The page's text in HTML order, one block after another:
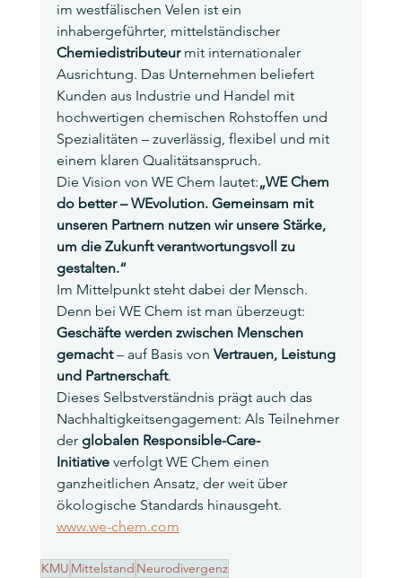
im westfälischen Velen ist ein
inhabergeführter, mittelständischer
Chemiedistributeur mit internationaler
Ausrichtung. Das Unternehmen beliefert
Kunden aus Industrie und Handel mit
hochwertigen chemischen Rohstoffen und
Spezialitäten – zuverlässig, flexibel und mit
einem klaren Qualitätsanspruch.
Die Vision von WE Chem lautet:„WE Chem
do better – WEvolution. Gemeinsam mit
unseren Partnern nutzen wir unsere Stärke,
um die Zukunft verantwortungsvoll zu
gestalten.“
Im Mittelpunkt steht dabei der Mensch.
Denn bei WE Chem ist man überzeugt:
Geschäfte werden zwischen Menschen
gemacht – auf Basis von Vertrauen, Leistung
und Partnerschaft.
Dieses Selbstverständnis prägt auch das
Nachhaltigkeitsengagement: Als Teilnehmer
der globalen Responsible-Care-
Initiative verfolgt WE Chem einen
ganzheitlichen Ansatz, der weit über
ökologische Standards hinausgeht.
www.we-chem.com
KMU Mittelstand Neurodivergenz